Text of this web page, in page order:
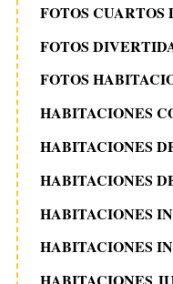
FOTOS CUARTOS
FOTOS
FOTOS
HABITACIONES
HABITACIONES
HABITACIONES
HABITACIONES
HABITACIONES